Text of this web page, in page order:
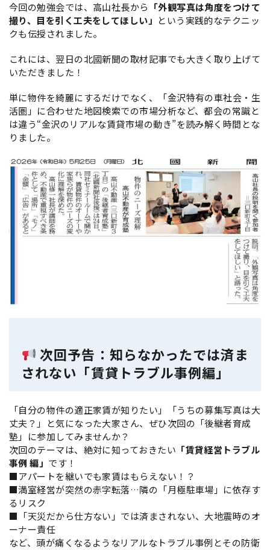
今回の勉強会では、高山社長から 「外観写真は角度をつけて
撮り、目を引く工夫をしてほしい」 という実践的なテクニッ
クも伝授されました。
これには、翌日の北國新聞の取材記事でも大きく取り上げて
いただきました！
単に物件を綺麗にするだけでなく、「金沢特有の車社会・生
活圏」に合わせた地図検索での市場分析など、都会の常識と
は違う“金沢のリアルな賃貸市場の動き”を読み解く時間とな
りました。
次回予告：知らなかったでは済ま
されない「賃貸トラブル事例編」
「自分の物件の適正家賃が知りたい」「うちの募集写真は大
丈夫？」と気になった大家さん、ぜひ次回の「後継者育成
塾」に参加してみませんか？
次回のテーマは、絶対に知っておきたい 「賃貸経営トラブル
事例 編」 です！
■アパートを継いでも家賃はもらえない！？
■満室経営が突然の赤字転落…隣の「月極駐車場」に依存す
るリスク
■「天災だから仕方ない」では済まされない、大地震時のオ
ーナー責任
など、頭が痛くなるようなリアルなトラブル事例とその防衛